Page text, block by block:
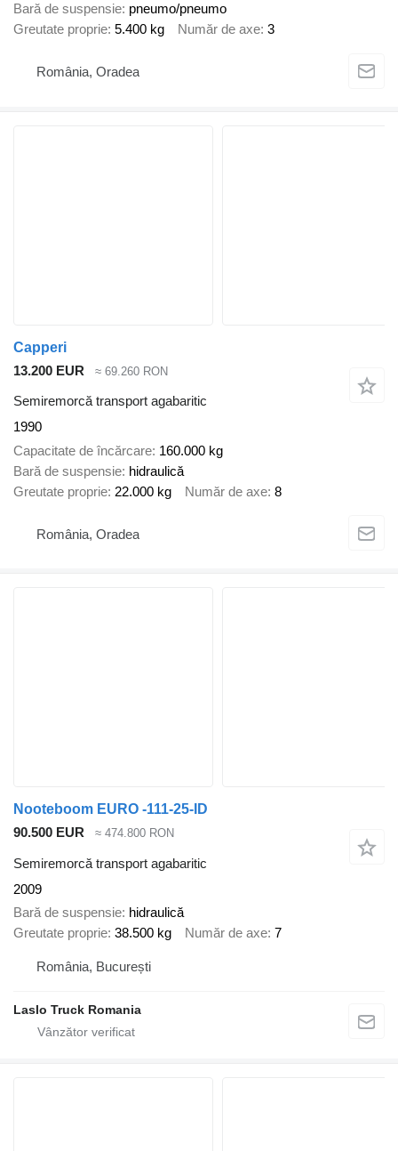
Bară de suspensie pneumo/pneumo
Greutate proprie 5.400 kg Număr de axe 3
România, Oradea
Capperi
13.200 EUR
≈ 69.260 RON
Semiremorcă transport agabaritic
1990
Capacitate de încărcare 160.000 kg
Bară de suspensie hidraulică
Greutate proprie 22.000 kg Număr de axe 8
România, Oradea
Nooteboom EURO -111-25-ID
90.500 EUR
≈ 474.800 RON
Semiremorcă transport agabaritic
2009
Bară de suspensie hidraulică
Greutate proprie 38.500 kg Număr de axe 7
România, București
Laslo Truck Romania